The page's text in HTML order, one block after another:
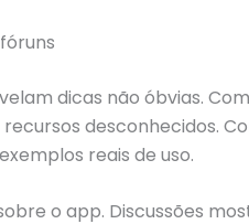
dicas não óbvias.
desconhecidos.
reais de uso.
o app. Discussões